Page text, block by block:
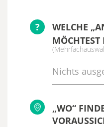
?
WELCHE
Nichts
„WO“